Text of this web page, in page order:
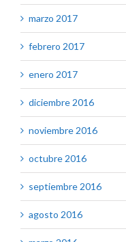
marzo 2017
febrero 2017
enero 2017
diciembre 2016
noviembre 2016
octubre 2016
septiembre 2016
agosto 2016